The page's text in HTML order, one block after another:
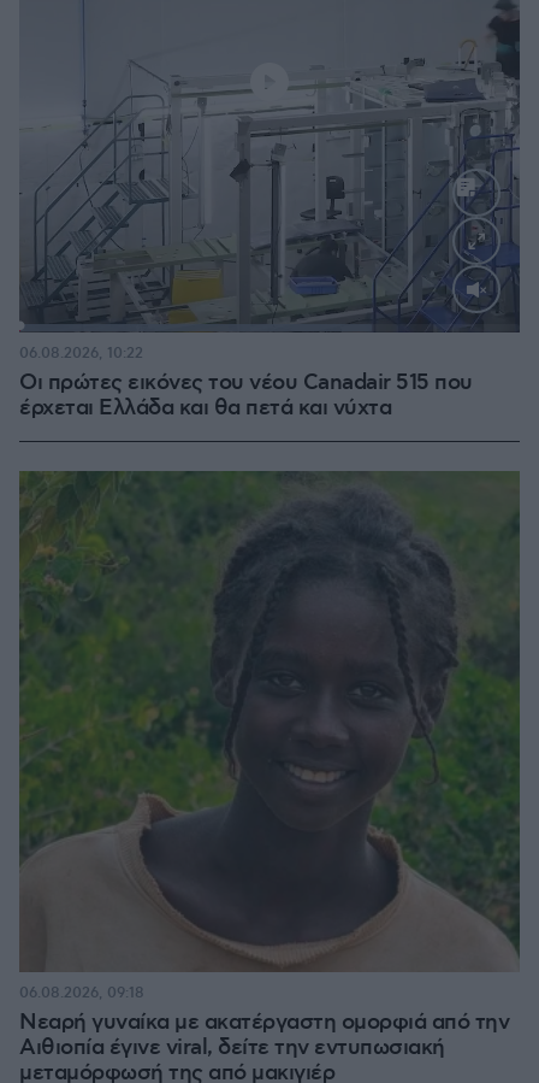
Loaded
Οι πρώτες εικόνες του νέου Canadair 515 που
έρχεται Ελλάδα και θα πετά και νύχτα
06.08.2026, 10:22
Νεαρή γυναίκα με ακατέργαστη ομορφιά από την
Αιθιοπία έγινε viral, δείτε την εντυπωσιακή
μεταμόρφωσή της από μακιγιέρ
06.08.2026, 09:18